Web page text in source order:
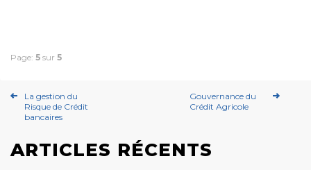
Page: 5 sur 5
La gestion du
Risque de Crédit
bancaires
Gouvernance du
Crédit Agricole
ARTICLES RÉCENTS